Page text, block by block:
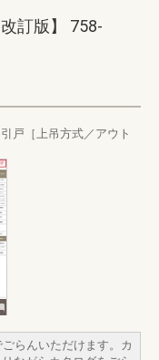
訂版】 758-
戸［上吊方式／アウト
らんいただけます。カ